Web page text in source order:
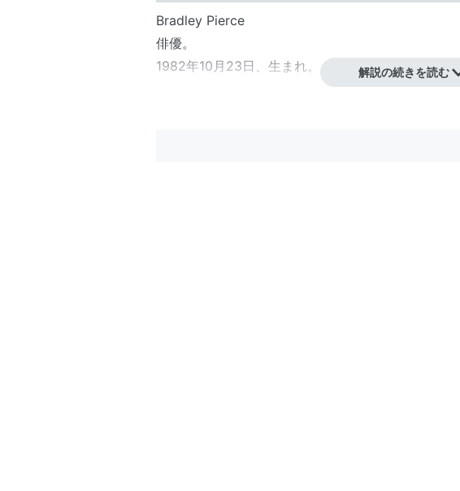
Bradley Pierce
俳優。
1982年10月23日、生まれ。
解説の続きを読む